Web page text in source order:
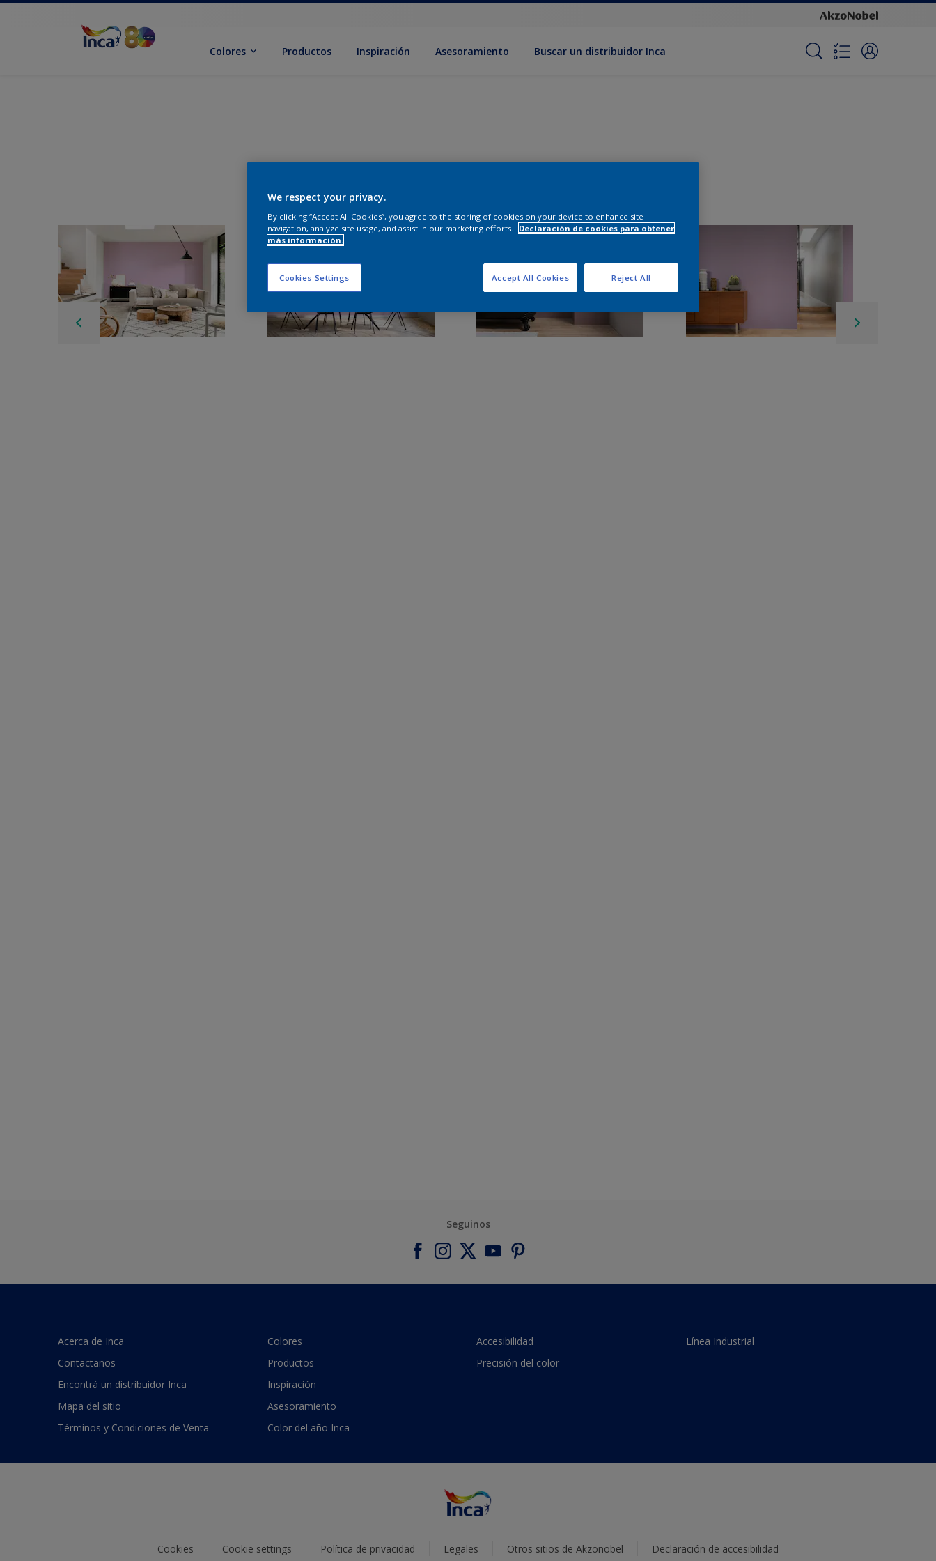
Colores Productos Inspiración Asesoramiento Buscar un distribuidor Inca
Seguinos
Acerca de Inca
Contactanos
Encontrá un distribuidor Inca
Mapa del sitio
Términos y Condiciones de Venta
Colores
Productos
Inspiración
Asesoramiento
Color del año Inca
Accesibilidad
Precisión del color
Línea Industrial
Cookies Cookie settings Política de privacidad Legales Otros sitios de Akzonobel Declaración de accesibilidad
We respect your privacy.
By clicking “Accept All Cookies”, you agree to the storing of cookies on your device to enhance site
navigation, analyze site usage, and assist in our marketing efforts.
Declaración de cookies para obtener
más información.
Cookies Settings Reject All
Accept All Cookies